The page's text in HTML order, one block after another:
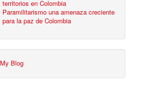
territorios en Colombia
Paramilitarismo una amenaza creciente
para la paz de Colombia
My Blog